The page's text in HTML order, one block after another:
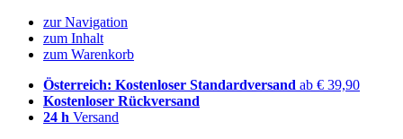
zur Navigation
zum Inhalt
zum Warenkorb
Österreich: Kostenloser Standardversand ab € 39,90
Kostenloser Rückversand
24 h Versand